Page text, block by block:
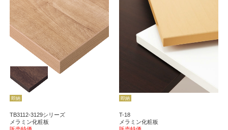
即納
TB3112-3129シリーズ
メラミン化粧板
即納
T-18
メラミン化粧板